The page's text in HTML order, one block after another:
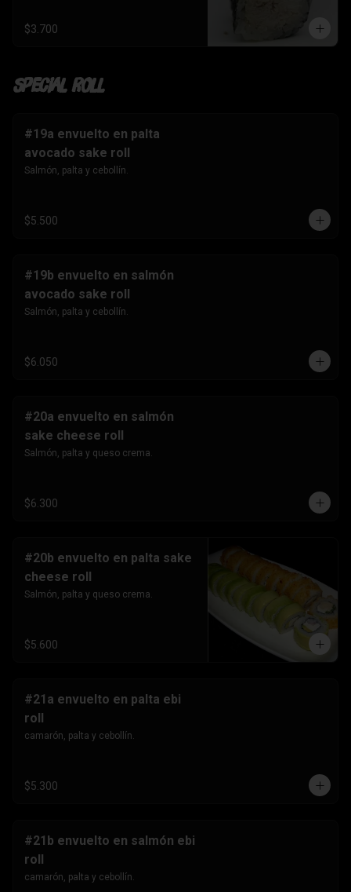
$3.700
Special Roll
#19a envuelto en palta
avocado sake roll
Salmón, palta y cebollín.
$5.500
#19b envuelto en salmón
avocado sake roll
Salmón, palta y cebollín.
$6.050
#20a envuelto en salmón
sake cheese roll
Salmón, palta y queso crema.
$6.300
#20b envuelto en palta sake
cheese roll
Salmón, palta y queso crema.
$5.600
#21a envuelto en palta ebi
roll
camarón, palta y cebollín.
$5.300
#21b envuelto en salmón ebi
roll
camarón, palta y cebollín.